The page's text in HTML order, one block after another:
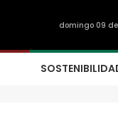
domingo 09